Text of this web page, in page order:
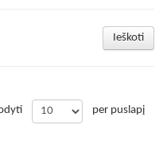
Ieškoti
per puslapį